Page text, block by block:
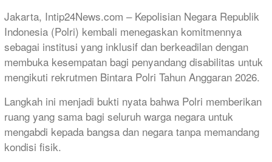
Jakarta, Intip24News.com – Kepolisian Negara Republik
Indonesia (Polri) kembali menegaskan komitmennya
sebagai institusi yang inklusif dan berkeadilan dengan
membuka kesempatan bagi penyandang disabilitas untuk
mengikuti rekrutmen Bintara Polri Tahun Anggaran 2026.
Langkah ini menjadi bukti nyata bahwa Polri memberikan
ruang yang sama bagi seluruh warga negara untuk
mengabdi kepada bangsa dan negara tanpa memandang
kondisi fisik.